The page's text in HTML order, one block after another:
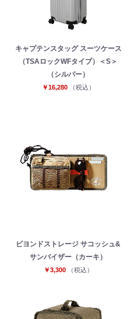
キャプテンスタッグ スーツケース
（TSAロックWFタイプ）＜S＞
（シルバー）
￥16,280 （税込）
ビヨンドストレージ サコッシュ&
サンバイザー（カーキ）
￥3,300 （税込）